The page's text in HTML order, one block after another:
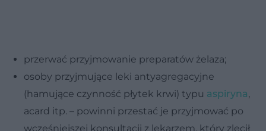
przerwać przyjmowanie preparatów żelaza;
osoby przyjmujące leki antyagregacyjne
(hamujące czynność płytek krwi) typu aspiryna,
acard itp. – powinni przestać je przyjmować po
wcześniejszej konsultacji z lekarzem, który zlecił